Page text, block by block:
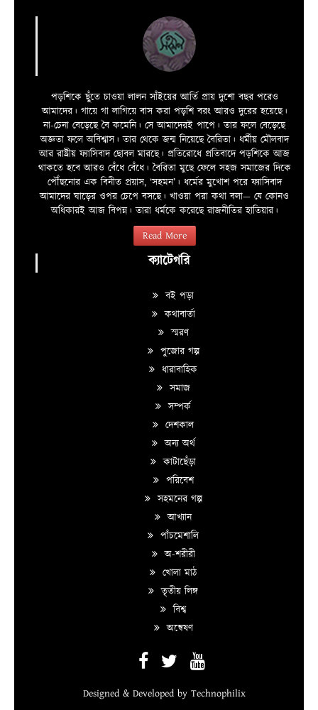
পড়শিকে ছুঁতে চাওয়া লালন সাঁইয়ের আর্তি প্রায় দুশো বছর পরেও
আমাদের। গায়ে গা লাগিয়ে বাস করা পড়শি বরং আরও দুরের হয়েছে।
না-চেনা বেড়েছে বৈ কমেনি। সে আমাদেরই পাপে। তার ফলে বেড়েছে
অজ্ঞতা ফলে অবিশ্বাস। তার থেকে জন্ম নিয়েছে বৈরিতা। ধর্মীয় মৌলবাদ
আর রাষ্ট্রীয় ফ্যাসিবাদ ছোবল মারছে। প্রতিরোধে প্রতিবাদে পড়শিকে আজ
থাকতে হবে আরও বেঁধে বেঁধে। বৈরিতা মুছে ফেলে সহজ সমাজের দিকে
পৌঁছনোর এক বিনীত প্রয়াস, ‘সহমন’। ধর্মের মুখোশ পরে ফ্যাসিবাদ
আমাদের ঘাড়ের ওপর চেপে বসছে। খাওয়া পরা কথা বলা—­­ যে কোনও
অধিকারই আজ বিপন্ন। তারা ধর্মকে করেছে রাজনীতির হাতিয়ার।
Read More
ক্যাটেগরি
বই পড়া
কথাবার্তা
স্মরণ
পুজোর গল্প
ধারাবাহিক
সমাজ
সম্পর্ক
দেশকাল
অন্য অর্থ
কাটাছেঁড়া
পরিবেশ
সহমনের গল্প
আখ্যান
পাঁচমেশালি
অ-শরীরী
খোলা মাঠ
তৃতীয় লিঙ্গ
বিশ্ব
অন্বেষণ
Designed & Developed by Technophilix